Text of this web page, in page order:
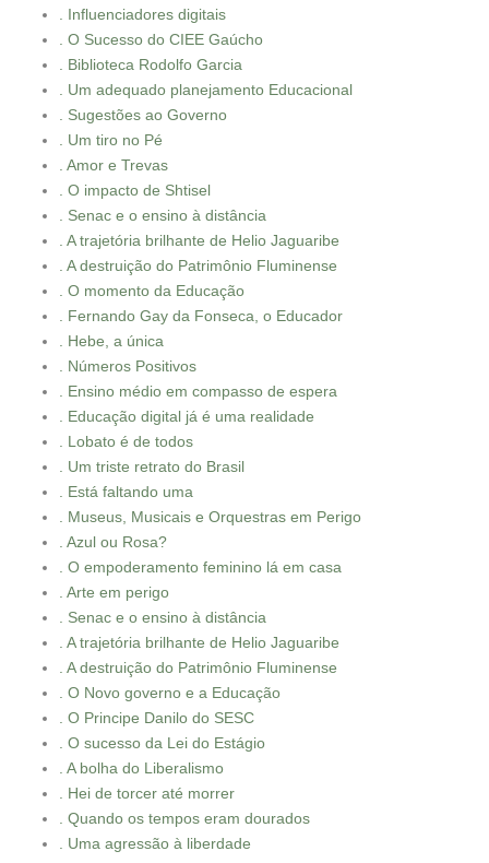
. Influenciadores digitais
. O Sucesso do CIEE Gaúcho
. Biblioteca Rodolfo Garcia
. Um adequado planejamento Educacional
. Sugestões ao Governo
. Um tiro no Pé
. Amor e Trevas
. O impacto de Shtisel
. Senac e o ensino à distância
. A trajetória brilhante de Helio Jaguaribe
. A destruição do Patrimônio Fluminense
. O momento da Educação
. Fernando Gay da Fonseca, o Educador
. Hebe, a única
. Números Positivos
. Ensino médio em compasso de espera
. Educação digital já é uma realidade
. Lobato é de todos
. Um triste retrato do Brasil
. Está faltando uma
. Museus, Musicais e Orquestras em Perigo
. Azul ou Rosa?
. O empoderamento feminino lá em casa
. Arte em perigo
. Senac e o ensino à distância
. A trajetória brilhante de Helio Jaguaribe
. A destruição do Patrimônio Fluminense
. O Novo governo e a Educação
. O Principe Danilo do SESC
. O sucesso da Lei do Estágio
. A bolha do Liberalismo
. Hei de torcer até morrer
. Quando os tempos eram dourados
. Uma agressão à liberdade